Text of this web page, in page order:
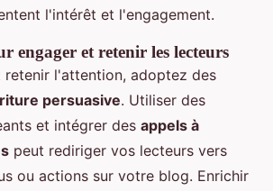
l'intérêt et l'engagement.
engager et retenir les lecteurs
retenir l'attention, adoptez des
persuasive. Utiliser des
et intégrer des appels à
peut rediriger vos lecteurs vers
ou actions sur votre blog. Enrichir